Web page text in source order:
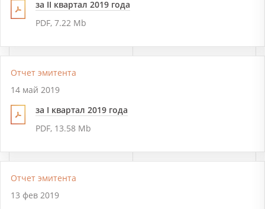
за II квартал 2019 года
PDF, 7.22 Mb
Отчет эмитента
14 май 2019
за I квартал 2019 года
PDF, 13.58 Mb
Отчет эмитента
13 фев 2019